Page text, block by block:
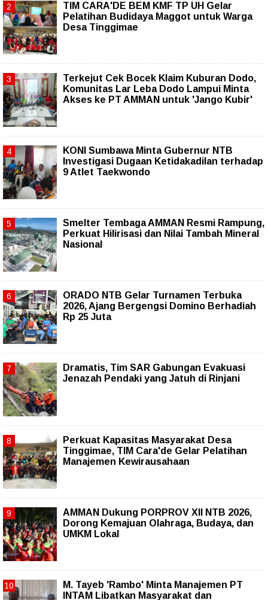
TIM CARA'DE BEM KMF TP UH Gelar
Pelatihan Budidaya Maggot untuk Warga
Desa Tinggimae
Terkejut Cek Bocek Klaim Kuburan Dodo,
Komunitas Lar Leba Dodo Lampui Minta
Akses ke PT AMMAN untuk 'Jango Kubir'
KONI Sumbawa Minta Gubernur NTB
Investigasi Dugaan Ketidakadilan terhadap
9 Atlet Taekwondo
Smelter Tembaga AMMAN Resmi Rampung,
Perkuat Hilirisasi dan Nilai Tambah Mineral
Nasional
ORADO NTB Gelar Turnamen Terbuka
2026, Ajang Bergengsi Domino Berhadiah
Rp 25 Juta
Dramatis, Tim SAR Gabungan Evakuasi
Jenazah Pendaki yang Jatuh di Rinjani
Perkuat Kapasitas Masyarakat Desa
Tinggimae, TIM Cara'de Gelar Pelatihan
Manajemen Kewirausahaan
AMMAN Dukung PORPROV XII NTB 2026,
Dorong Kemajuan Olahraga, Budaya, dan
UMKM Lokal
M. Tayeb 'Rambo' Minta Manajemen PT
INTAM Libatkan Masyarakat dan